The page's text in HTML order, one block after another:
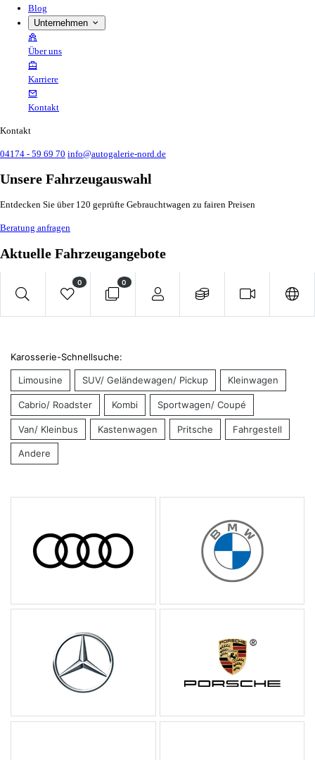
Blog
Unternehmen
Über uns
Karriere
Kontakt
Kontakt
04174 - 59 69 70 info@autogalerie-nord.de
Unsere Fahrzeugauswahl
Entdecken Sie über 120 geprüfte Gebrauchtwagen zu fairen Preisen
Beratung anfragen
Aktuelle Fahrzeugangebote
0 0
Karosserie-Schnellsuche:
Limousine SUV/ Geländewagen/ Pickup Kleinwagen
Cabrio/ Roadster Kombi Sportwagen/ Coupé
Van/ Kleinbus Kastenwagen Pritsche Fahrgestell
Andere